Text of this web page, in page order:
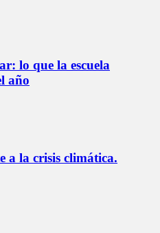
lo que la escuela
año
a la crisis climática.